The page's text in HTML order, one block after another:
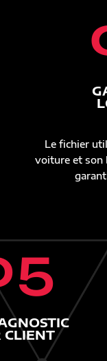
Le fichier
voiture et son
CLIENT